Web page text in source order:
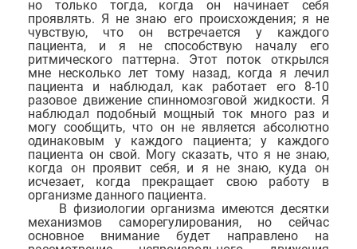
но только тогда, когда он начинает себя
проявлять. Я не знаю его происхождения; я не
чувствую, что он встречается у каждого
пациента, и я не способствую началу его
ритмического паттерна. Этот поток открылся
мне несколько лет тому назад, когда я лечил
пациента и наблюдал, как работает его 8-10
разовое движение спинномозговой жидкости. Я
наблюдал подобный мощный ток много раз и
могу сообщить, что он не является абсолютно
одинаковым у каждого пациента; у каждого
пациента он свой. Могу сказать, что я не знаю,
когда он проявит себя, и я не знаю, куда он
исчезает, когда прекращает свою работу в
организме данного пациента.
В физиологии организма имеются десятки
механизмов саморегулирования, но сейчас
основное внимание будет направлено на